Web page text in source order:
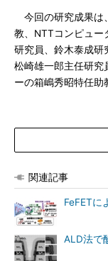
今回の研究成果は
教、NTTコンピュー
研究員、鈴木泰成研
松崎雄一郎主任研究
ーの箱嶋秀昭特任助
関連記事
FeFETに
ALD法で